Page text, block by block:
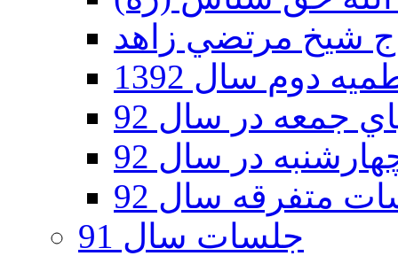
دوم سال 1392
جمعه در سال 92
در سال 92
متفرقه سال 92
جلسات سال 91